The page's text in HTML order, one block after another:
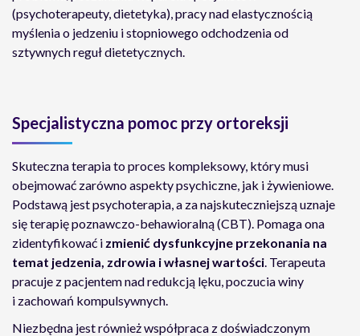
(psychoterapeuty, dietetyka), pracy nad elastycznością
myślenia o jedzeniu i stopniowego odchodzenia od
sztywnych reguł dietetycznych.
Specjalistyczna pomoc przy ortoreksji
Skuteczna terapia to proces kompleksowy, który musi
obejmować zarówno aspekty psychiczne, jak i żywieniowe.
Podstawą jest psychoterapia, a za najskuteczniejszą uznaje
się terapię poznawczo-behawioralną (CBT). Pomaga ona
zidentyfikować i zmienić dysfunkcyjne przekonania na
temat jedzenia, zdrowia i własnej wartości. Terapeuta
pracuje z pacjentem nad redukcją lęku, poczucia winy
i zachowań kompulsywnych.
Niezbędna jest również współpraca z doświadczonym